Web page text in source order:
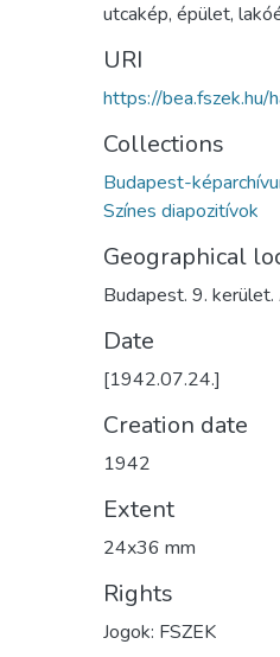
utcakép, épület,
URI
https://
Collections
Budapest-
Színes diapozitívok
Geographical
Budapest. 9.
Date
[1942.07.24.]
Creation date
1942
Extent
24x36 mm
Rights
Jogok: FSZEK